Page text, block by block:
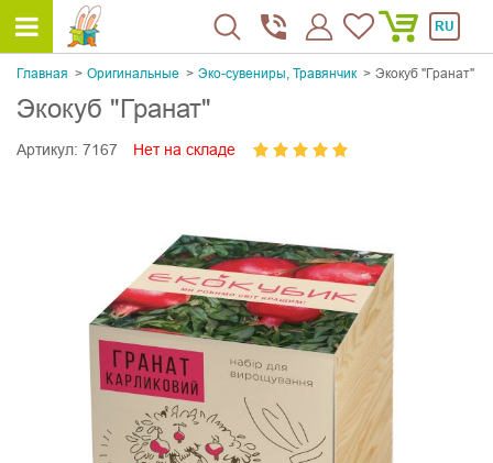
RU
Главная Оригинальные Эко-сувениры, Травянчик Экокуб "Гранат"
Экокуб "Гранат"
Артикул: 7167 Нет на складе